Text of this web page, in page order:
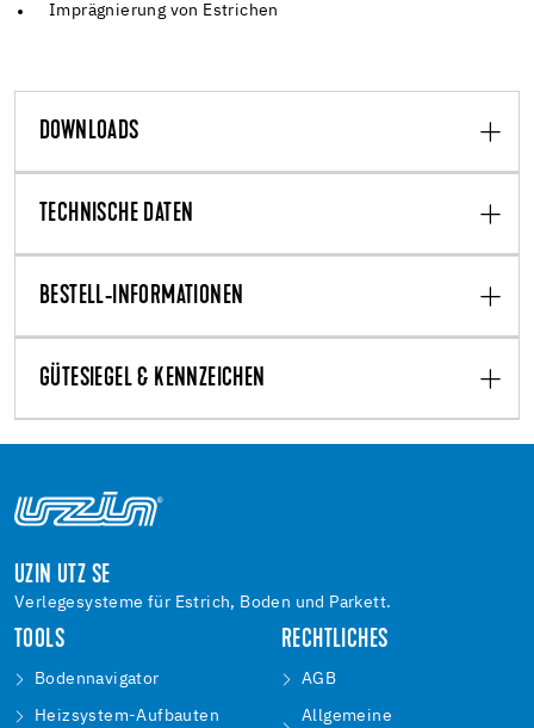
Imprägnierung von Estrichen
DOWNLOADS
TECHNISCHE DATEN
BESTELL-INFORMATIONEN
GÜTESIEGEL & KENNZEICHEN
UZIN UTZ SE
Verlegesysteme für Estrich, Boden und Parkett.
TOOLS
Bodennavigator
Heizsystem-Aufbauten
RECHTLICHES
AGB
Allgemeine